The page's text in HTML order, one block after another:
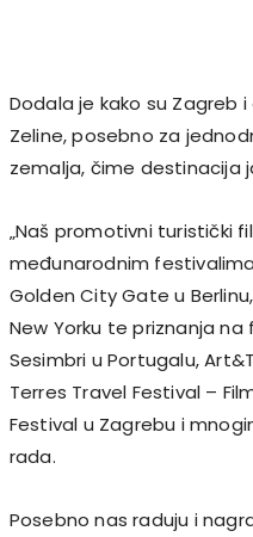
Dodala je kako su Zagreb
Zeline, posebno za
zemalja, čime destinacija
„Naš promotivni turistički
međunarodnim
Golden City Gate u
New Yorku te priznanja
Sesimbri u Portugalu,
Terres Travel Festival –
Festival u Zagrebu i
rada.
Posebno nas raduju i